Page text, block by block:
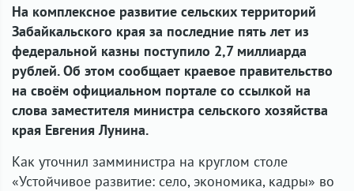
На комплексное развитие сельских территорий
Забайкальского края за последние пять лет из
федеральной казны поступило 2,7 миллиарда
рублей. Об этом сообщает краевое правительство
на своём официальном портале со ссылкой на
слова заместителя министра сельского хозяйства
края Евгения Лунина.
Как уточнил замминистра на круглом столе
«Устойчивое развитие: село, экономика, кадры» во